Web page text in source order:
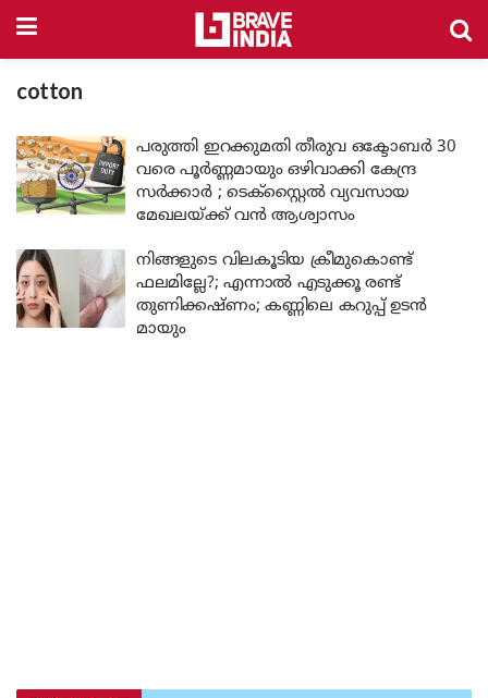
cotton
പരുത്തി ഇറക്കുമതി തീരുവ ഒക്ടോബർ 30
വരെ പൂർണ്ണമായും ഒഴിവാക്കി കേന്ദ്ര
സർക്കാർ ; ടെക്സ്റ്റൈൽ വ്യവസായ
മേഖലയ്ക്ക് വൻ ആശ്വാസം
നിങ്ങളുടെ വിലകൂടിയ ക്രീമുകൊണ്ട്
ഫലമില്ലേ?; എന്നാൽ എടുക്കൂ രണ്ട്
തുണിക്കഷ്ണം; കണ്ണിലെ കറുപ്പ് ഉടൻ
മായും